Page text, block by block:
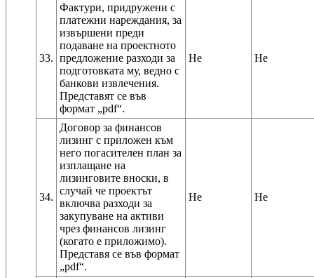
33.
Фактури, придружени с
платежни нареждания, за
извършени преди
подаване на проектното
предложение разходи за
подготовката му, ведно с
банкови извлечения.
Представят се във
Не Не
34.
Договор за финансов
лизинг с приложен към
него погасителен план за
изплащане на
лизинговите вноски, в
случай че проектът
включва разходи за
закупуване на активи
чрез финансов лизинг
(когато е приложимо).
Представя се във формат
Не Не